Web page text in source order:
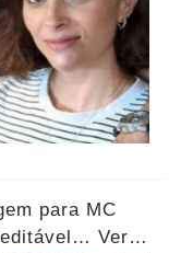
para MC
Ver